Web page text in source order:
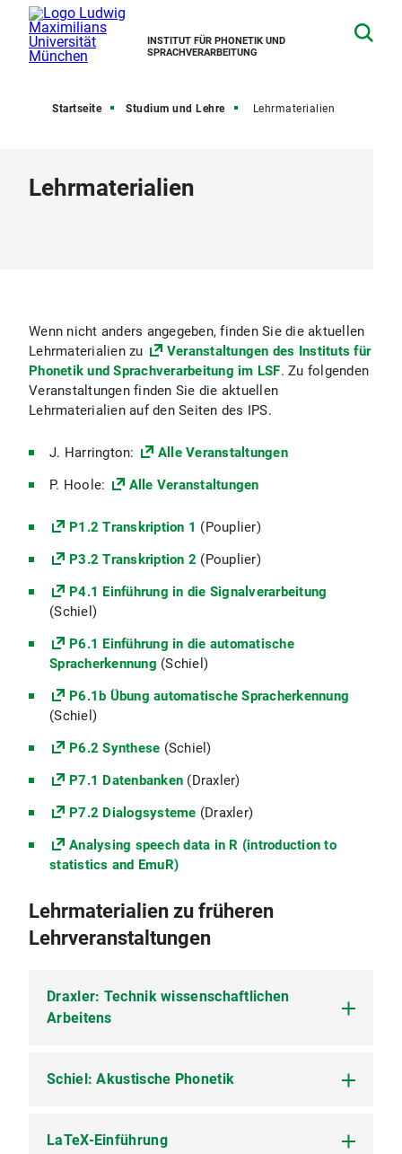
INSTITUT FÜR PHONETIK UND
SPRACHVERARBEITUNG
Startseite Studium und Lehre Lehrmaterialien
Lehrmaterialien
Wenn nicht anders angegeben, finden Sie die aktuellen
Lehrmaterialien zu
Veranstaltungen des Instituts für
Phonetik und Sprachverarbeitung im LSF. Zu folgenden
Veranstaltungen finden Sie die aktuellen
Lehrmaterialien auf den Seiten des IPS.
J. Harrington:
Alle Veranstaltungen
P. Hoole:
Alle Veranstaltungen
P1.2 Transkription 1 (Pouplier)
P3.2 Transkription 2 (Pouplier)
P4.1 Einführung in die Signalverarbeitung
(Schiel)
P6.1 Einführung in die automatische
Spracherkennung (Schiel)
P6.1b Übung automatische Spracherkennung
(Schiel)
P6.2 Synthese (Schiel)
P7.1 Datenbanken (Draxler)
P7.2 Dialogsysteme (Draxler)
Analysing speech data in R (introduction to
statistics and EmuR)
Lehrmaterialien zu früheren
Lehrveranstaltungen
Draxler: Technik wissenschaftlichen
Arbeitens
Draxler: Technik wissenschaftlichen Arbeitens
Schiel: Akustische Phonetik
Schiel: Akustische Phonetik
LaTeX-Einführung